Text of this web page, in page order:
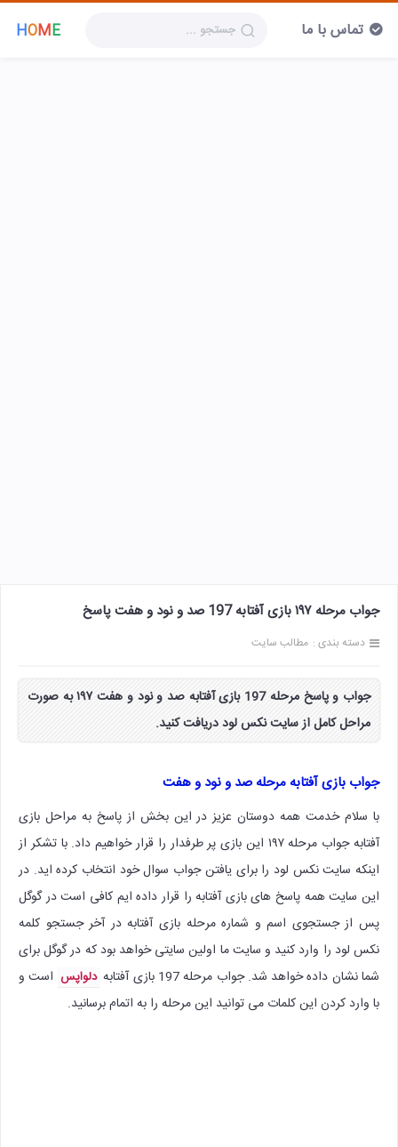
HOME تماس با ما
جواب مرحله ۱۹۷ بازی آفتابه 197 صد و نود و هفت پاسخ
دسته بندی : مطالب سایت
جواب و پاسخ مرحله 197 بازی آفتابه صد و نود و هفت ۱۹۷ به صورت
مراحل کامل از سایت نکس لود دریافت کنید.
جواب بازی آفتابه مرحله صد و نود و هفت
با سلام خدمت همه دوستان عزیز در این بخش از پاسخ به مراحل بازی
آفتابه جواب مرحله ۱۹۷ این بازی پر طرفدار را قرار خواهیم داد. با تشکر از
اینکه سایت نکس لود را برای یافتن جواب سوال خود انتخاب کرده اید. در
این سایت همه پاسخ های بازی آفتابه را قرار داده ایم کافی است در گوگل
پس از جستجوی اسم و شماره مرحله بازی آفتابه در آخر جستجو کلمه
نکس لود را وارد کنید و سایت ما اولین سایتی خواهد بود که در گوگل برای
شما نشان داده خواهد شد. جواب مرحله 197 بازی آفتابه
دلواپس است و
با وارد کردن این کلمات می توانید این مرحله را به اتمام برسانید.